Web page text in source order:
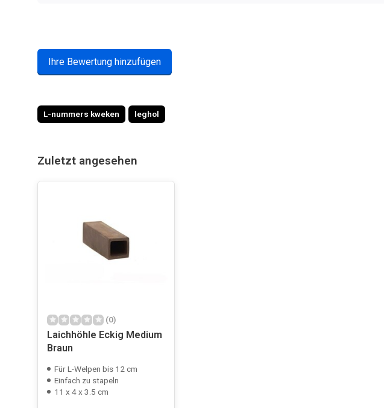
Ihre Bewertung hinzufügen
L-nummers kweken leghol
Zuletzt angesehen
(0)
Laichhöhle Eckig Medium
Braun
Für L-Welpen bis 12 cm
Einfach zu stapeln
11 x 4 x 3.5 cm